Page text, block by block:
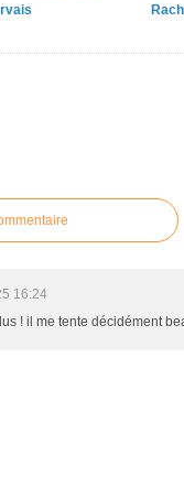
16:24
! il me tente décidément